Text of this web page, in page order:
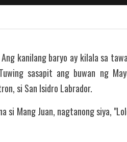
kanilang baryo ay kilala sa
sasapit ang buwan ng
si San Isidro Labrador.
si Mang Juan, nagtanong siya,